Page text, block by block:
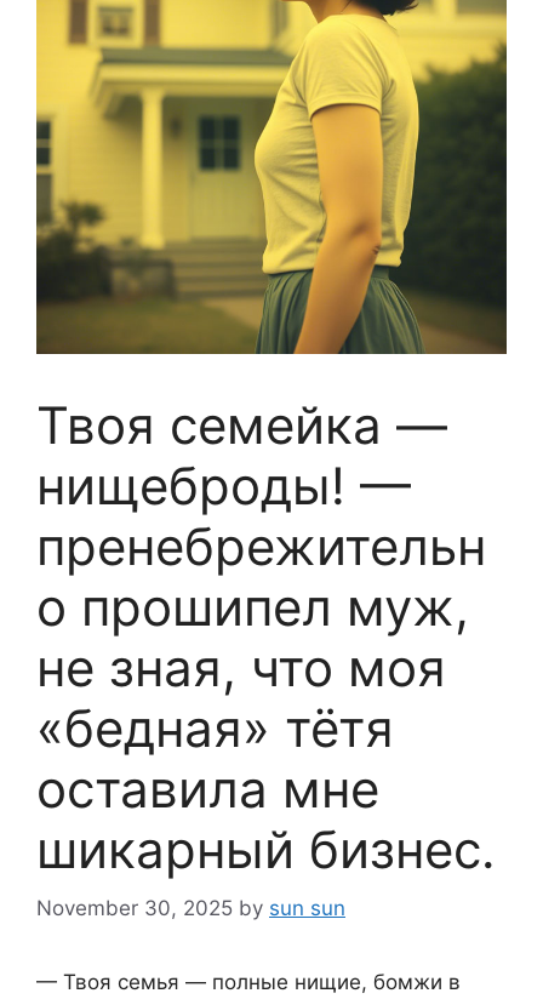
Твоя семейка —
нищеброды! —
пренебрежительн
о прошипел муж,
не зная, что моя
«бедная» тётя
оставила мне
шикарный бизнес.
November 30, 2025 by sun sun
— Твоя семья — полные нищие, бомжи в